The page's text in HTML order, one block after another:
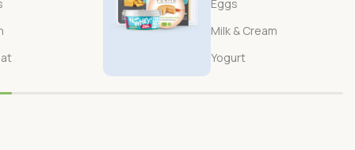
Eggs
Milk & Cream
Yogurt